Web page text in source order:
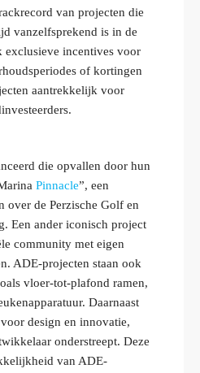
van projecten die
vanzelfsprekend is in de
incentives voor
of kortingen
aantrekkelijk voor
die opvallen door hun
Pinnacle”, een
over de Perzische Golf en
Een ander iconisch project
community met eigen
ADE-projecten staan ook
vloer-tot-plafond ramen,
Daarnaast
design en innovatie,
onderstreept. Deze
van ADE-